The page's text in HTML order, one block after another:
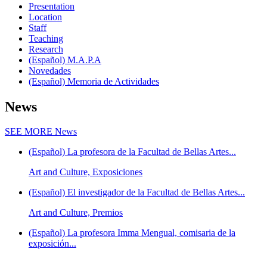
Presentation
Location
Staff
Teaching
Research
(Español) M.A.P.A
Novedades
(Español) Memoria de Actividades
News
SEE MORE News
(Español) La profesora de la Facultad de Bellas Artes...
Art and Culture, Exposiciones
(Español) El investigador de la Facultad de Bellas Artes...
Art and Culture, Premios
(Español) La profesora Imma Mengual, comisaria de la
exposición...